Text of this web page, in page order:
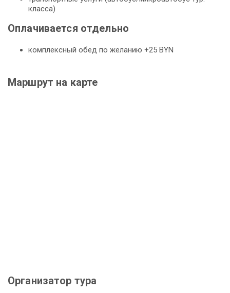
класса)
Оплачивается отдельно
комплексный обед по желанию +25 BYN
Маршрут на карте
Организатор тура